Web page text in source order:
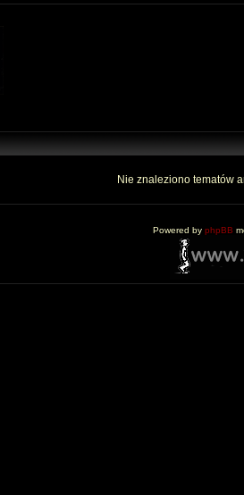
Nie znaleziono tematów
Powered by phpBB